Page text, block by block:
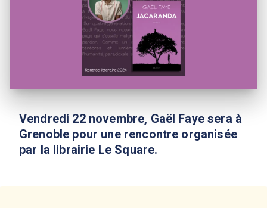
Vendredi 22 novembre, Gaël Faye sera à
Grenoble pour une rencontre organisée
par la librairie Le Square.